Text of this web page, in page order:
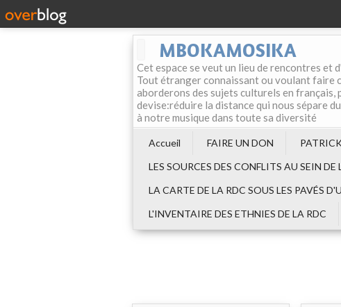
MBOKAMOSIKA
Cet espace se veut un lieu de rencontres
Tout étranger connaissant ou voulant faire
aborderons des sujets culturels en
devise:réduire la distance qui nous sépare
à notre musique dans toute sa diversité
Accueil FAIRE UN DON
LES SOURCES DES CONFLITS AU SEIN
LA CARTE DE LA RDC SOUS LES PAVÉS
L'INVENTAIRE DES ETHNIES DE LA RDC